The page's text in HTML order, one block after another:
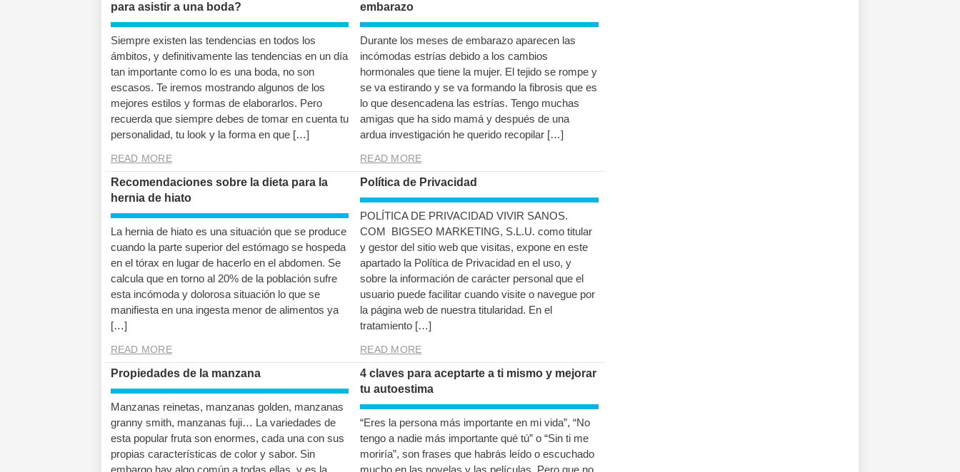
para asistir a una boda?
Siempre existen las tendencias en todos los
ámbitos, y definitivamente las tendencias en un día
tan importante como lo es una boda, no son
escasos. Te iremos mostrando algunos de los
mejores estilos y formas de elaborarlos. Pero
recuerda que siempre debes de tomar en cuenta tu
personalidad, tu look y la forma en que […]
READ MORE
embarazo
Durante los meses de embarazo aparecen las
incómodas estrías debido a los cambios
hormonales que tiene la mujer. El tejido se rompe y
se va estirando y se va formando la fibrosis que es
lo que desencadena las estrías. Tengo muchas
amigas que ha sido mamá y después de una
ardua investigación he querido recopilar […]
READ MORE
Recomendaciones sobre la dieta para la
hernia de hiato
La hernia de hiato es una situación que se produce
cuando la parte superior del estómago se hospeda
en el tórax en lugar de hacerlo en el abdomen. Se
calcula que en torno al 20% de la población sufre
esta incómoda y dolorosa situación lo que se
manifiesta en una ingesta menor de alimentos ya
[…]
READ MORE
Política de Privacidad
POLÍTICA DE PRIVACIDAD VIVIR SANOS.
COM BIGSEO MARKETING, S.L.U. como titular
y gestor del sitio web que visitas, expone en este
apartado la Política de Privacidad en el uso, y
sobre la información de carácter personal que el
usuario puede facilitar cuando visite o navegue por
la página web de nuestra titularidad. En el
tratamiento […]
READ MORE
Propiedades de la manzana
Manzanas reinetas, manzanas golden, manzanas
granny smith, manzanas fuji… La variedades de
esta popular fruta son enormes, cada una con sus
propias características de color y sabor. Sin
4 claves para aceptarte a ti mismo y mejorar
tu autoestima
“Eres la persona más importante en mi vida”, “No
tengo a nadie más importante qué tú” o “Sin ti me
moriría”, son frases que habrás leído o escuchado